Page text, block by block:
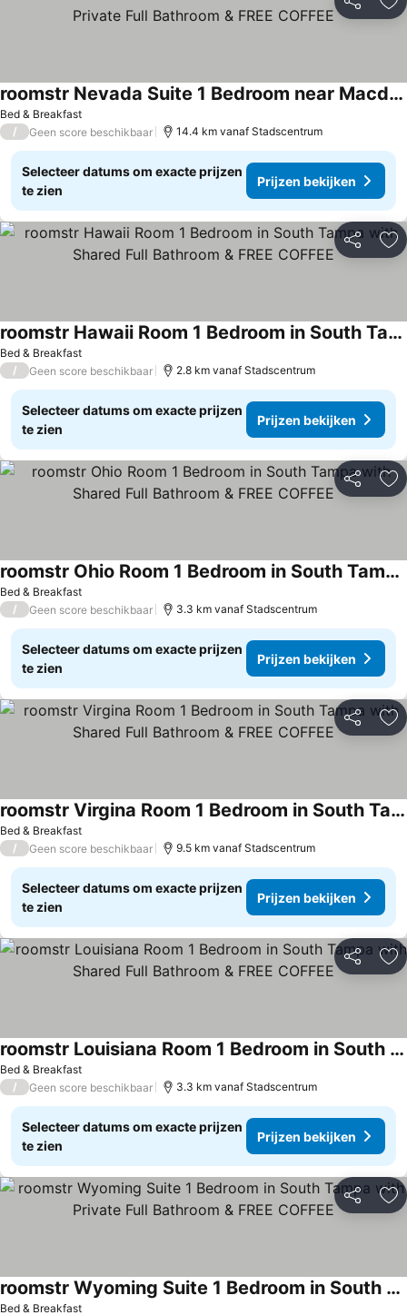
Delen
Bed & Breakfast
roomstr Nevada Suite 1 Bedroom near Macdill AFB with Private Full Bathroom & FREE COFFEE
/ Geen score beschikbaar 14.4 km vanaf Stadscentrum
Selecteer datums om exacte prijzen
te zien
Prijzen bekijken
Delen
Bed & Breakfast
roomstr Hawaii Room 1 Bedroom in South Tampa with Shared Full Bathroom & FREE COFFEE
/ Geen score beschikbaar 2.8 km vanaf Stadscentrum
Selecteer datums om exacte prijzen
te zien
Prijzen bekijken
Delen
Bed & Breakfast
roomstr Ohio Room 1 Bedroom in South Tampa with Shared Full Bathroom & FREE COFFEE
/ Geen score beschikbaar 3.3 km vanaf Stadscentrum
Selecteer datums om exacte prijzen
te zien
Prijzen bekijken
Delen
Bed & Breakfast
roomstr Virgina Room 1 Bedroom in South Tampa with Shared Full Bathroom & FREE COFFEE
/ Geen score beschikbaar 9.5 km vanaf Stadscentrum
Selecteer datums om exacte prijzen
te zien
Prijzen bekijken
Delen
Bed & Breakfast
roomstr Louisiana Room 1 Bedroom in South Tampa with Shared Full Bathroom & FREE COFFEE
/ Geen score beschikbaar 3.3 km vanaf Stadscentrum
Selecteer datums om exacte prijzen
te zien
Prijzen bekijken
Delen
Bed & Breakfast
roomstr Wyoming Suite 1 Bedroom in South Tampa with Private Full Bathroom & FREE COFFEE